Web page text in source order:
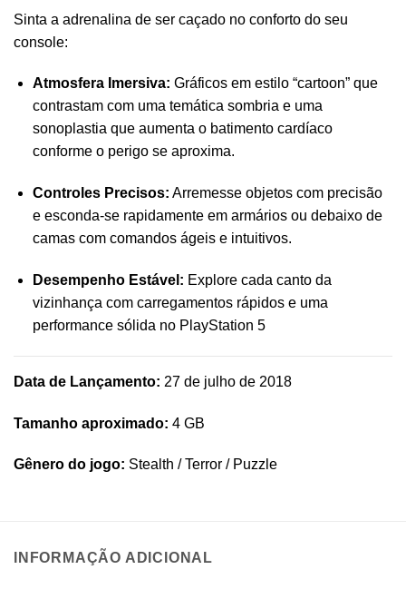
Sinta a adrenalina de ser caçado no conforto do seu
console:
Atmosfera Imersiva: Gráficos em estilo “cartoon” que
contrastam com uma temática sombria e uma
sonoplastia que aumenta o batimento cardíaco
conforme o perigo se aproxima.
Controles Precisos: Arremesse objetos com precisão
e esconda-se rapidamente em armários ou debaixo de
camas com comandos ágeis e intuitivos.
Desempenho Estável: Explore cada canto da
vizinhança com carregamentos rápidos e uma
performance sólida no PlayStation 5
Data de Lançamento: 27 de julho de 2018
Tamanho aproximado: 4 GB
Gênero do jogo: Stealth / Terror / Puzzle
INFORMAÇÃO ADICIONAL